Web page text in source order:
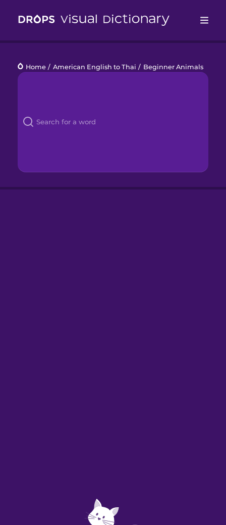
Languages
Kahoot!
Gift Drops
Home / American English to Thai / Beginner Animals